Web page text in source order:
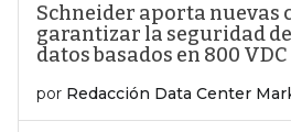
Schneider aporta nuevas
garantizar la seguridad
datos basados en 800 VDC
por Redacción Data Center